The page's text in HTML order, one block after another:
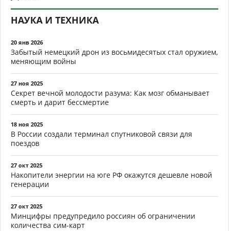
НАУКА И ТЕХНИКА
20 янв 2026
Забытый немецкий дрон из восьмидесятых стал оружием,
меняющим войны
27 ноя 2025
Секрет вечной молодости разума: Как мозг обманывает
смерть и дарит бессмертие
18 ноя 2025
В России создали терминал спутниковой связи для
поездов
27 окт 2025
Накопители энергии на юге РФ окажутся дешевле новой
генерации
27 окт 2025
Минцифры предупредило россиян об ограничении
количества сим-карт